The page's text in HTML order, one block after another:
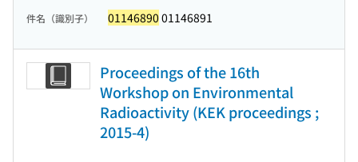
件名（識別子） 01146890 01146891
Proceedings of the 16th
Workshop on Environmental
Radioactivity (KEK proceedings ;
2015-4)